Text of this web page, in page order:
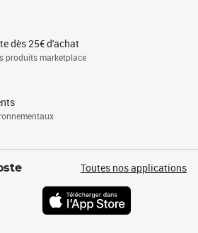
dès 25€ d'achat
produits marketplace
Toutes nos applications